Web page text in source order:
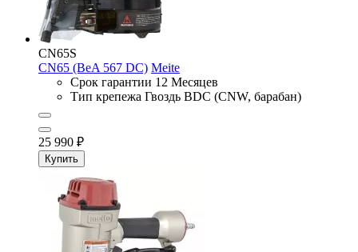
CN65S
CN65 (BeA 567 DC) Meite
Срок гарантии 12 Месяцев
Тип крепежа Гвоздь BDC (CNW, барабан)
25 990 ₽
Купить